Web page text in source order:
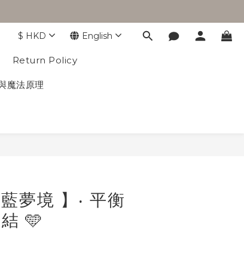
Return Policy
法原理
$ HKD English
夢境 】‧ 平衡
🩵